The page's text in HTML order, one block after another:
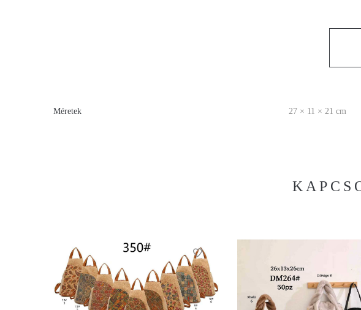
Méretek 27 × 11 × 21 cm